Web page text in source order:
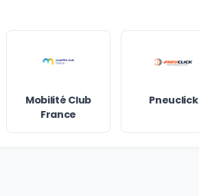
Mobilité Club
France
Pneuclick